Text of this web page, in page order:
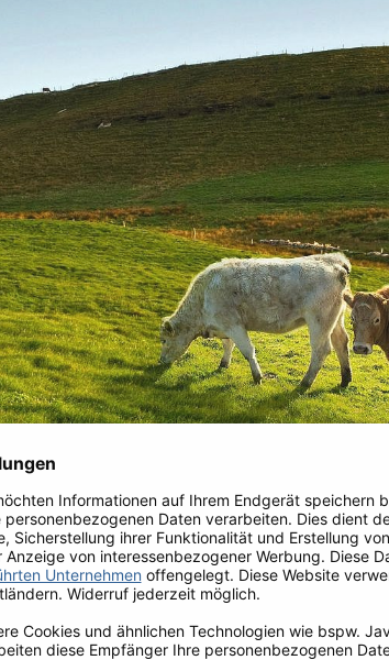
John Stone
ausgeprägtes
Das unter der Marke John
ausschließlich von
Im Sommer genießen die Tiere